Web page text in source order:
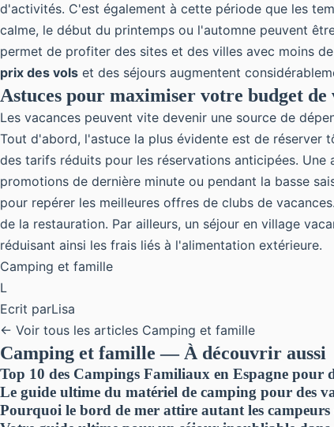
d'activités. C'est également à cette période que les
calme, le début du printemps ou l'automne peuvent
permet de profiter des sites et des villes avec moins
prix des vols et des séjours augmentent
Astuces pour maximiser votre budget de
Les vacances peuvent vite devenir une source de
Tout d'abord, l'astuce la plus évidente est de réserver
des tarifs réduits pour les réservations anticipées.
promotions de dernière minute ou pendant la basse
pour repérer les meilleures offres de clubs de
de la restauration. Par ailleurs, un séjour en village
réduisant ainsi les frais liés à l'alimentation extérieure.
Camping et famille
L
Ecrit parLisa
← Voir tous les articles Camping et famille
Camping et famille — À découvrir aussi
Top 10 des Campings Familiaux en Espagne pour
Le guide ultime du matériel de camping pour des
Pourquoi le bord de mer attire autant les campeurs